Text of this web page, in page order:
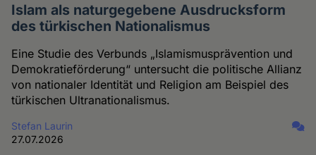
Islam als naturgegebene Ausdrucksform
des türkischen Nationalismus
Eine Studie des Verbunds „Islamismusprävention und
Demokratieförderung“ untersucht die politische Allianz
von nationaler Identität und Religion am Beispiel des
türkischen Ultranationalismus.
Stefan Laurin
27.07.2026